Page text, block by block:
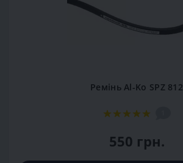
Ремінь Al-Ko SPZ 812
550 грн.